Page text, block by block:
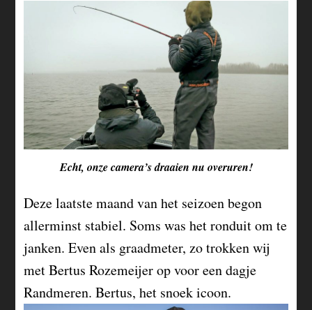
Echt, onze camera’s draaien nu overuren!
Deze laatste maand van het seizoen begon
allerminst stabiel. Soms was het ronduit om te
janken. Even als graadmeter, zo trokken wij
met Bertus Rozemeijer op voor een dagje
Randmeren. Bertus, het snoek icoon.